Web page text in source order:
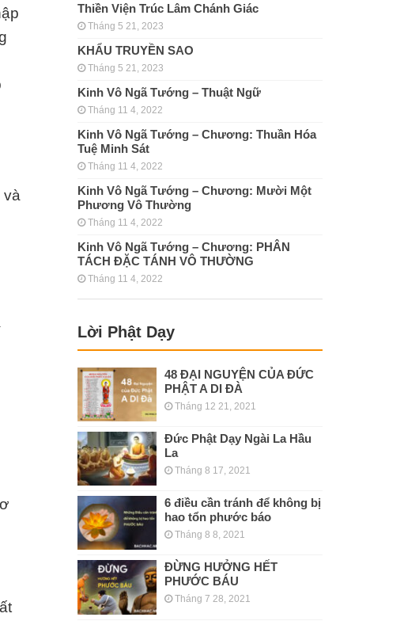
và
Thiền Viện Trúc Lâm Chánh Giác
Tháng 5 21, 2023
KHẨU TRUYỀN SAO
Tháng 5 21, 2023
Kinh Vô Ngã Tướng – Thuật Ngữ
Tháng 11 4, 2022
Kinh Vô Ngã Tướng – Chương: Thuần Hóa
Tuệ Minh Sát
Tháng 11 4, 2022
Kinh Vô Ngã Tướng – Chương: Mười Một
Phương Vô Thường
Tháng 11 4, 2022
Kinh Vô Ngã Tướng – Chương: PHÂN
TÁCH ÐẶC TÁNH VÔ THƯỜNG
Tháng 11 4, 2022
Lời Phật Dạy
48 ĐẠI NGUYỆN CỦA ĐỨC
PHẬT A DI ĐÀ
Tháng 12 21, 2021
Đức Phật Dạy Ngài La Hầu
La
Tháng 8 17, 2021
6 điều cần tránh để không bị
hao tổn phước báo
Tháng 8 8, 2021
ĐỪNG HƯỞNG HẾT
PHƯỚC BÁU
Tháng 7 28, 2021